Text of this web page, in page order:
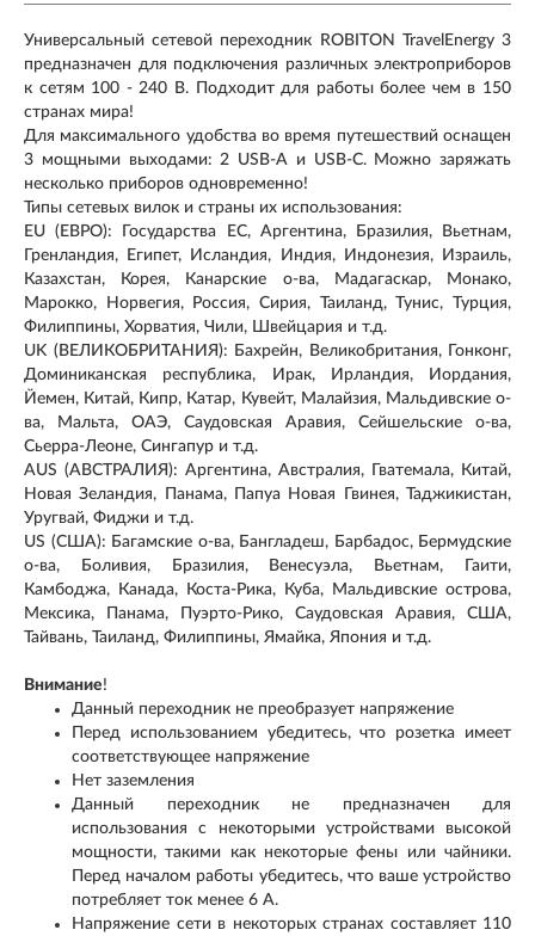
Универсальный сетевой переходник ROBITON TravelEnergy 3
предназначен для подключения различных электроприборов
к сетям 100 - 240 В. Подходит для работы более чем в 150
странах мира!
Для максимального удобства во время путешествий оснащен
3 мощными выходами: 2 USB-A и USB-C. Можно заряжать
несколько приборов одновременно!
Типы сетевых вилок и страны их использования:
EU (ЕВРО): Государства ЕС, Аргентина, Бразилия, Вьетнам,
Гренландия, Египет, Исландия, Индия, Индонезия, Израиль,
Казахстан, Корея, Канарские о-ва, Мадагаскар, Монако,
Марокко, Норвегия, Россия, Сирия, Таиланд, Тунис, Турция,
Филиппины, Хорватия, Чили, Швейцария и т.д.
UK (ВЕЛИКОБРИТАНИЯ): Бахрейн, Великобритания, Гонконг,
Доминиканская республика, Ирак, Ирландия, Иордания,
Йемен, Китай, Кипр, Катар, Кувейт, Малайзия, Мальдивские о-
ва, Мальта, ОАЭ, Саудовская Аравия, Сейшельские о-ва,
Сьерра-Леоне, Сингапур и т.д.
AUS (АВСТРАЛИЯ): Аргентина, Австралия, Гватемала, Китай,
Новая Зеландия, Панама, Папуа Новая Гвинея, Таджикистан,
Уругвай, Фиджи и т.д.
US (США): Багамские о-ва, Бангладеш, Барбадос, Бермудские
о-ва, Боливия, Бразилия, Венесуэла, Вьетнам, Гаити,
Камбоджа, Канада, Коста-Рика, Куба, Мальдивские острова,
Мексика, Панама, Пуэрто-Рико, Саудовская Аравия, США,
Тайвань, Таиланд, Филиппины, Ямайка, Япония и т.д.
Внимание!
Данный переходник не преобразует напряжение
Перед использованием убедитесь, что розетка имеет
соответствующее напряжение
Нет заземления
Данный переходник не предназначен для
использования с некоторыми устройствами высокой
мощности, такими как некоторые фены или чайники.
Перед началом работы убедитесь, что ваше устройство
потребляет ток менее 6 А.
Напряжение сети в некоторых странах составляет 110